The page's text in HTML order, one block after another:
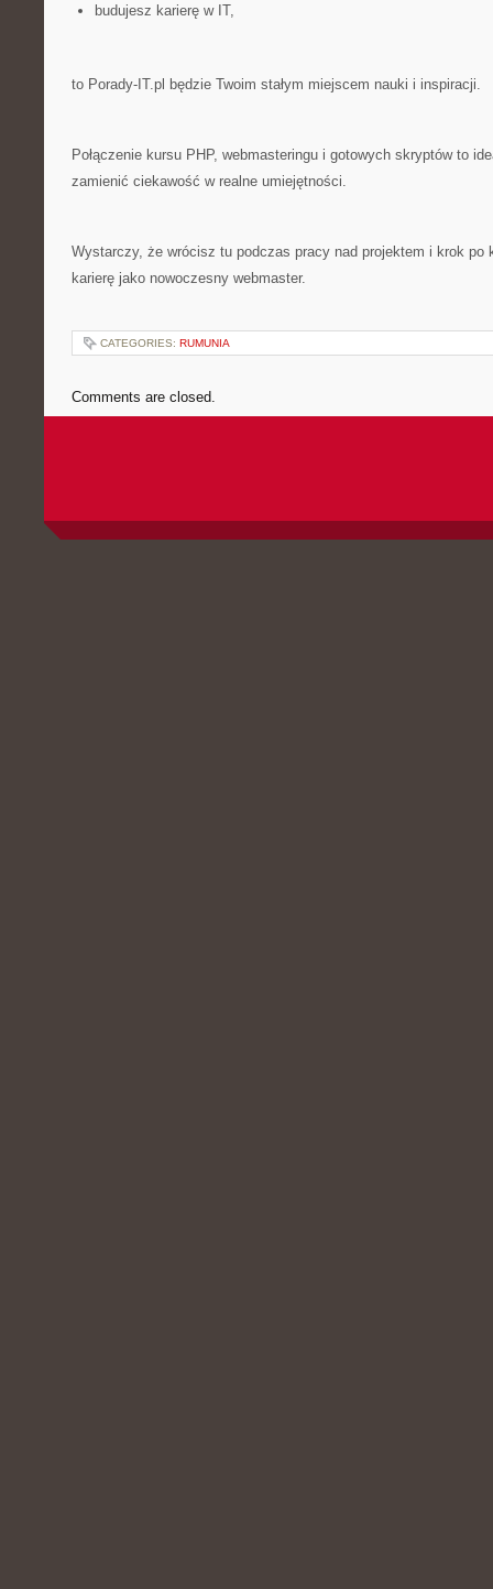
budujesz karierę w IT,
to Porady-IT.pl będzie Twoim stałym miejscem nauki i inspiracji.
Połączenie kursu PHP, webmasteringu i gotowych skryptów to
zamienić ciekawość w realne umiejętności.
Wystarczy, że wrócisz tu podczas pracy nad projektem i krok po
karierę jako nowoczesny webmaster.
CATEGORIES: RUMUNIA
Comments are closed.